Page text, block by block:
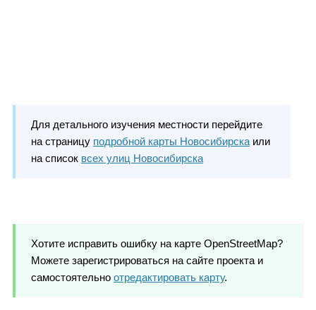
Для детального изучения местности перейдите
на страницу подробной карты Новосибирскаили
на список всех улиц Новосибирска
Хотите исправить ошибку на карте OpenStreetMap?
Можете зарегистрироваться на сайте проекта и
самостоятельно отредактировать карту.